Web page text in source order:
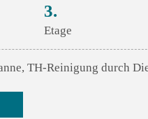
3.
Etage
TH-Reinigung durch